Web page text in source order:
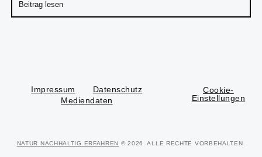
Beitrag lesen
Impressum
Datenschutz
Mediendaten
Cookie-
Einstellungen
NATUR NACHHALTIG ERFAHREN © 2026. ALLE RECHTE VORBEHALTEN.